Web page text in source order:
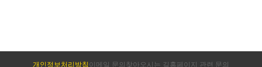
개인정보처리방침 이메일 문의 찾아오시는 길 홈페이지 관련 문의